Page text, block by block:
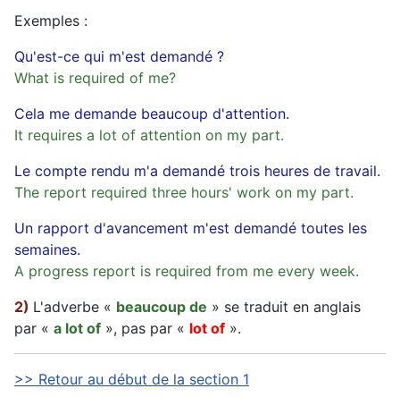
Exemples :
Qu'est-ce qui m'est demandé ?
What is required of me?
Cela me demande beaucoup d'attention.
It requires a lot of attention on my part.
Le compte rendu m'a demandé trois heures de travail.
The report required three hours' work on my part.
Un rapport d'avancement m'est demandé toutes les
semaines.
A progress report is required from me every week.
2) L'adverbe « beaucoup de » se traduit en anglais
par « a lot of », pas par « lot of ».
>> Retour au début de la section 1